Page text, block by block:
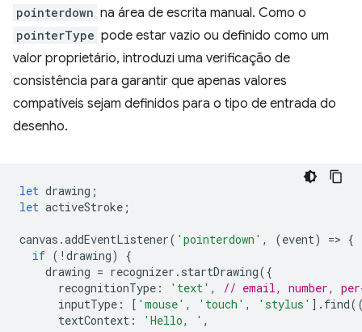
pointerdown na área de escrita manual. Como o
pointerType pode estar vazio ou definido como um
valor proprietário, introduzi uma verificação de
consistência para garantir que apenas valores
compatíveis sejam definidos para o tipo de entrada do
desenho.
let drawing ;
let activeStroke ;
canvas .addEventListener( 'pointerdown' , (event) => {
if ( ! drawing)
{
drawing = recognizer . startDrawing({
recognitionType : 'text' ,
// email, number,
inputType : [ 'mouse' , 'touch' , 'stylus' ]. find
textContext : 'Hello, ' ,